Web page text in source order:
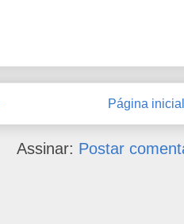
Página inicial
Assinar: Postar